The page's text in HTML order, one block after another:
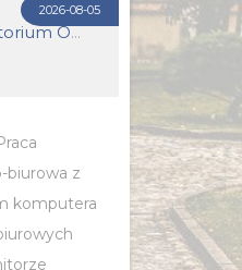
Firma: Kuratorium Oświaty w Białymstoku
2026-08-05
biurowa z
komputera